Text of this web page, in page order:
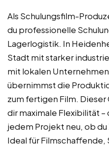
Als Schulungsfilm-
du professionelle
Lagerlogistik. In
Stadt mit starker
mit lokalen
übernimmst die
zum fertigen Film.
dir maximale Flexibilität
jedem Projekt neu, ob
Ideal für